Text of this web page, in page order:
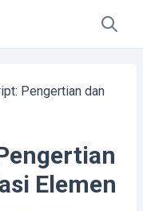
Pengertian dan
Elemen